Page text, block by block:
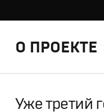
О ПРОЕКТЕ
Уже третий